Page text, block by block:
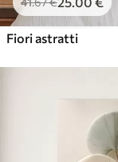
Fiori astratti